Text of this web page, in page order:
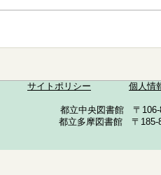
サイトポリシー 個人情
都立中央図書館 〒
都立多摩図書館 〒185-